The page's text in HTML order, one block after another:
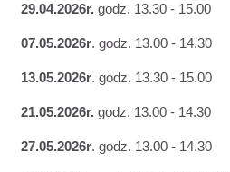
29.04.2026r.godz. 13.30 - 15.00
07.05.2026r. godz. 13.00 - 14.30
13.05.2026r. godz. 13.30 - 15.00
21.05.2026r.godz. 13.00 - 14.30
27.05.2026r. godz. 13.00 - 14.30